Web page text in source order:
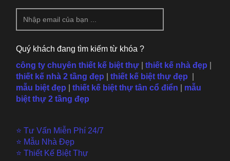
Quý khách đang tìm kiếm từ khóa ?
công ty chuyên thiết kế biệt thự |thiết kế nhà đẹp
thiết kế nhà 2 tầng đẹp
thiết kế biệt thự đẹp
mẫu biệt đẹp thiết kế biệt thự tân cổ điển
mẫu
biệt thự 2 tầng đẹp
⭐ Tư Vấn Miễn Phí 24/7
⭐ Mẫu Nhà Đẹp
⭐ Thiết Kế Biệt Thự